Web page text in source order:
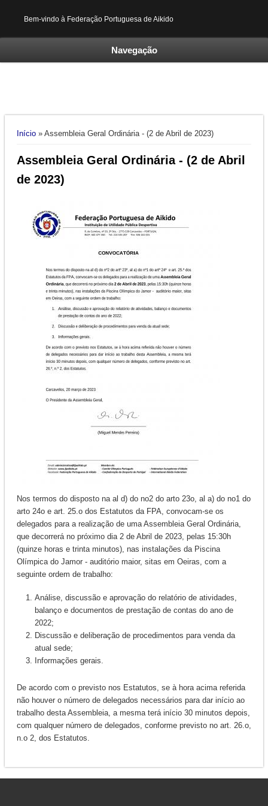
Bem-vindo à Federação Portuguesa de Aikido
Navegação
Está aqui
Início» Assembleia Geral Ordinária - (2 de Abril de 2023)
Assembleia Geral Ordinária - (2 de Abril
de 2023)
Nos termos do disposto na al d) do no2 do arto 23o, al a) do no1 do
arto 24o e art. 25.o dos Estatutos da FPA, convocam-se os
delegados para a realização de uma Assembleia Geral Ordinária,
que decorrerá no próximo dia 2 de Abril de 2023, pelas 15:30h
(quinze horas e trinta minutos), nas instalações da Piscina
Olímpica do Jamor - auditório maior, sitas em Oeiras, com a
seguinte ordem de trabalho:
Análise, discussão e aprovação do relatório de atividades,
balanço e documentos de prestação de contas do ano de
2022;
Discussão e deliberação de procedimentos para venda da
atual sede;
Informações gerais.
De acordo com o previsto nos Estatutos, se à hora acima referida
não houver o número de delegados necessários para dar início ao
trabalho desta Assembleia, a mesma terá início 30 minutos depois,
com qualquer número de delegados, conforme previsto no art. 26.o,
n.o 2, dos Estatutos.